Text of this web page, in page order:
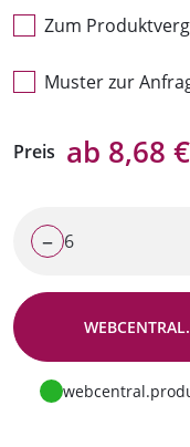
Zum
Muster zur
Preis ab 8,68 €
–
Zur Anfrage